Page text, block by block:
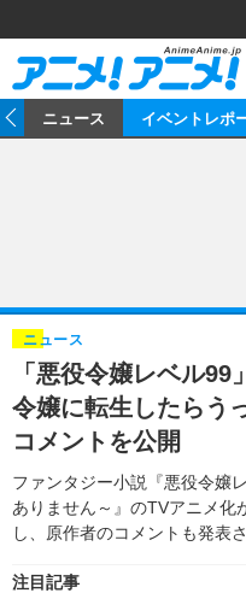
ゲーム
イベント
海外イベント
俳優・タレント
ビジネス
アニメ
書評
ゲーム
動画
アニメ
アニメ！アニメ！TV
連載・コラム
ニュース イベントレポ
「悪役令嬢レベル
令嬢に転生したらう
コメントを公開
ファンタジー小説『悪役令嬢
ありません～』のTVアニメ化
し、原作者のコメントも発表さ
ニュース
注目記事